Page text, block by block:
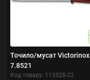
Точило/мусат Victorinox
7.8521
Код товару: 113328-22